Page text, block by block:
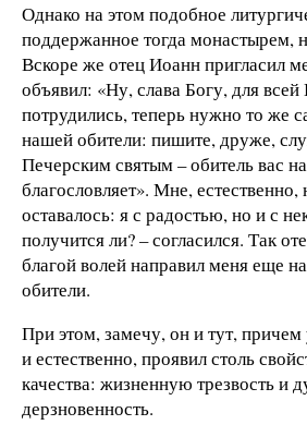
Однако на этом подобное
поддержанное тогда монастырем,
Вскоре же отец Иоанн пригласил
объявил: «Ну, слава Богу, для
потрудились, теперь нужно то же
нашей обители: пишите, друже,
Печерским святым – обитель вас
благословляет». Мне, естественно,
оставалось: я с радостью, но и с
получится ли? – согласился. Так
благой волей направил меня еще
обители.
При этом, замечу, он и тут, причем
и естественно, проявил столь
качества: жизненную трезвость и
дерзновенность.